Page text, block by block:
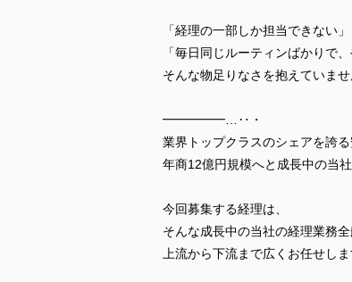
「経理の一部しか担当できない」
「毎日同じルーティンばかりで
そんな物足りなさを抱えていませ
━━━━━…‥・
業界トップクラスのシェアを誇る
年商12億円規模へと成長中の当社
今回募集する経理は、
そんな成長中の当社の経理業務全
上流から下流まで広くお任せしま